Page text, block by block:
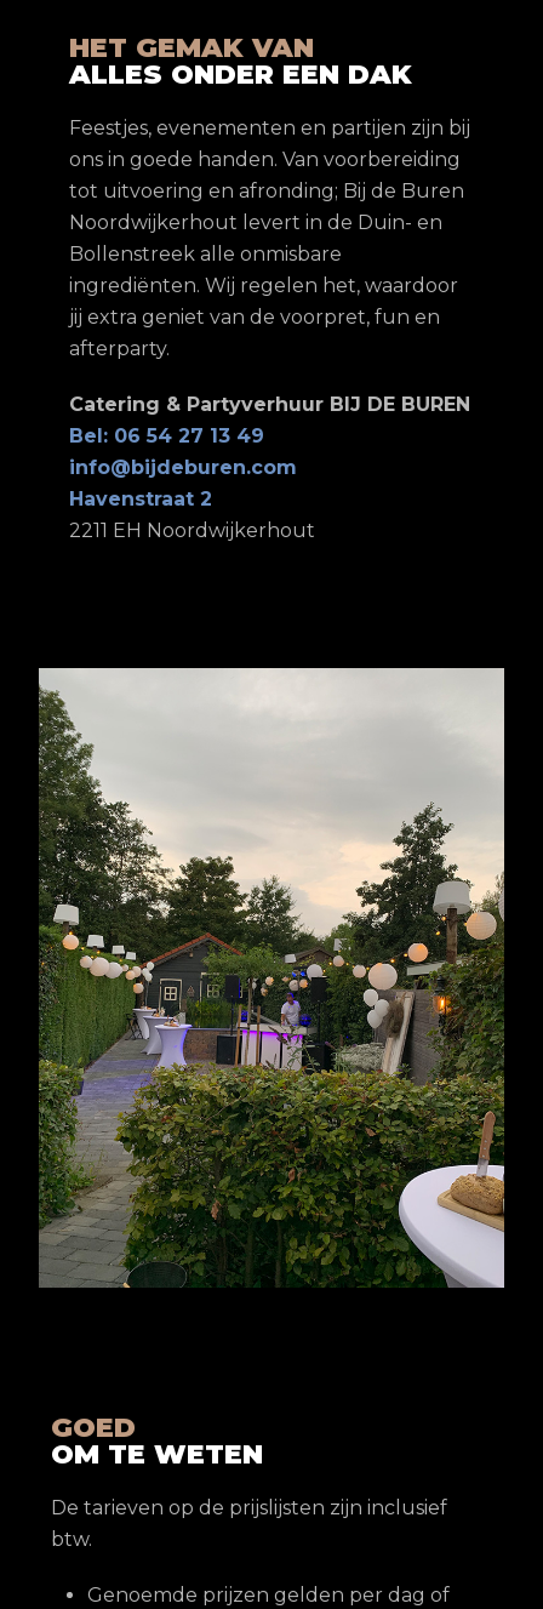
HET GEMAK VAN
ALLES ONDER EEN DAK
Feestjes, evenementen en partijen zijn bij
ons in goede handen. Van voorbereiding
tot uitvoering en afronding; Bij de Buren
Noordwijkerhout levert in de Duin- en
Bollenstreek alle onmisbare
ingrediënten. Wij regelen het, waardoor
jij extra geniet van de voorpret, fun en
afterparty.
Catering & Partyverhuur BIJ DE BUREN
Bel: 06 54 27 13 49
info@bijdeburen.com
Havenstraat 2
2211 EH Noordwijkerhout
GOED
OM TE WETEN
De tarieven op de prijslijsten zijn inclusief
btw.
Genoemde prijzen gelden per dag of